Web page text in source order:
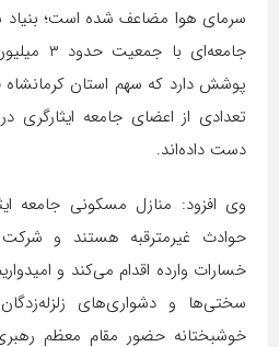
سرمای هوا مضاعف شده است؛ بنیاد
پوشش دارد که سهم استان کرمانشاه
تعدادی از اعضای جامعه ایثارگری
دست داده‌اند.
وی افزود: منازل مسکونی جامعه
حوادث غیرمترقبه هستند و
خسارات وارده اقدام می‌کند و
سختی‌ها و دشواری‌های
خوشبختانه حضور مقام معظم